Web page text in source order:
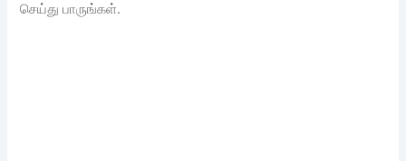
செய்து பாருங்கள்.